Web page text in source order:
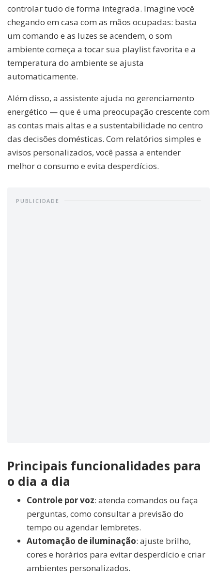
controlar tudo de forma integrada. Imagine você
chegando em casa com as mãos ocupadas: basta
um comando e as luzes se acendem, o som
ambiente começa a tocar sua playlist favorita e a
temperatura do ambiente se ajusta
automaticamente.
Além disso, a assistente ajuda no gerenciamento
energético — que é uma preocupação crescente com
as contas mais altas e a sustentabilidade no centro
das decisões domésticas. Com relatórios simples e
avisos personalizados, você passa a entender
melhor o consumo e evita desperdícios.
PUBLICIDADE
Principais funcionalidades para
o dia a dia
Controle por voz: atenda comandos ou faça
perguntas, como consultar a previsão do
tempo ou agendar lembretes.
Automação de iluminação: ajuste brilho,
cores e horários para evitar desperdício e criar
ambientes personalizados.